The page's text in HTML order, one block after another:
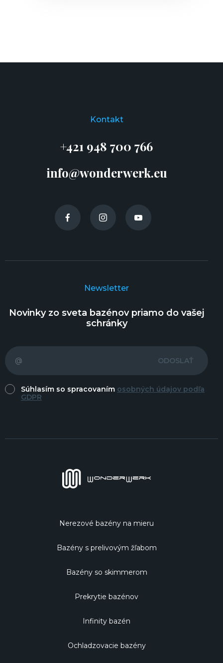
Kontakt
+421 948 700 766
info@wonderwerk.eu
Newsletter
Novinky zo sveta bazénov priamo do vašej
schránky
ODOSLAŤ
Súhlasím so spracovaním osobných údajov podľa
GDPR
Nerezové bazény na mieru
Bazény s prelivovým žľabom
Bazény so skimmerom
Prekrytie bazénov
Infinity bazén
Ochladzovacie bazény